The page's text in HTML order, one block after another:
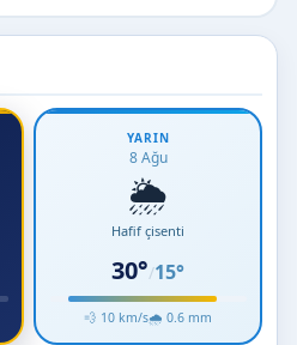
YARIN
8 Ağu
🌦️
Hafif çisenti
30°/15°
💨 10 km/s🌧 0.6 mm